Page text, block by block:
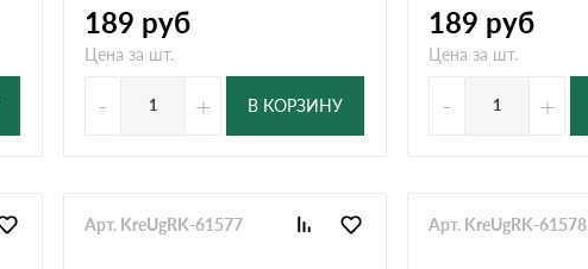
189 руб
Цена за шт.
- + В КОРЗИНУ
189 руб
Цена за шт.
- +
Арт. KreUgRK-61577 Арт. KreUgRK-61578